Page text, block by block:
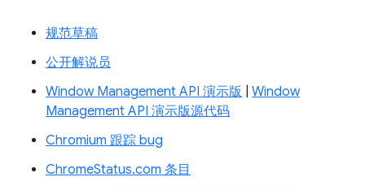
规范草稿
公开解说员
Window Management API 演示版 Window
Management API 演示版源代码
Chromium 跟踪 bug
ChromeStatus.com 条目